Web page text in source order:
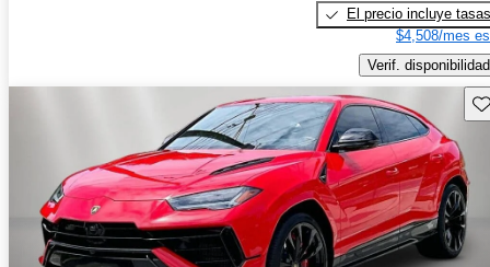
El precio incluye tasas
$4,508/mes
Verif. disponibilidad